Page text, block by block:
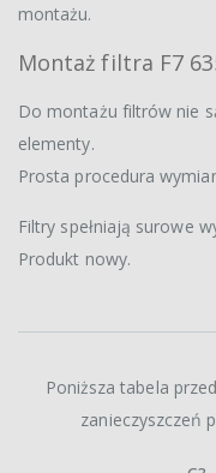
montażu.
Montaż filtra F7
Do montażu filtrów nie
elementy.
Prosta procedura
Filtry spełniają surowe
Produkt nowy.
Poniższa tabela
zanieczyszczeń